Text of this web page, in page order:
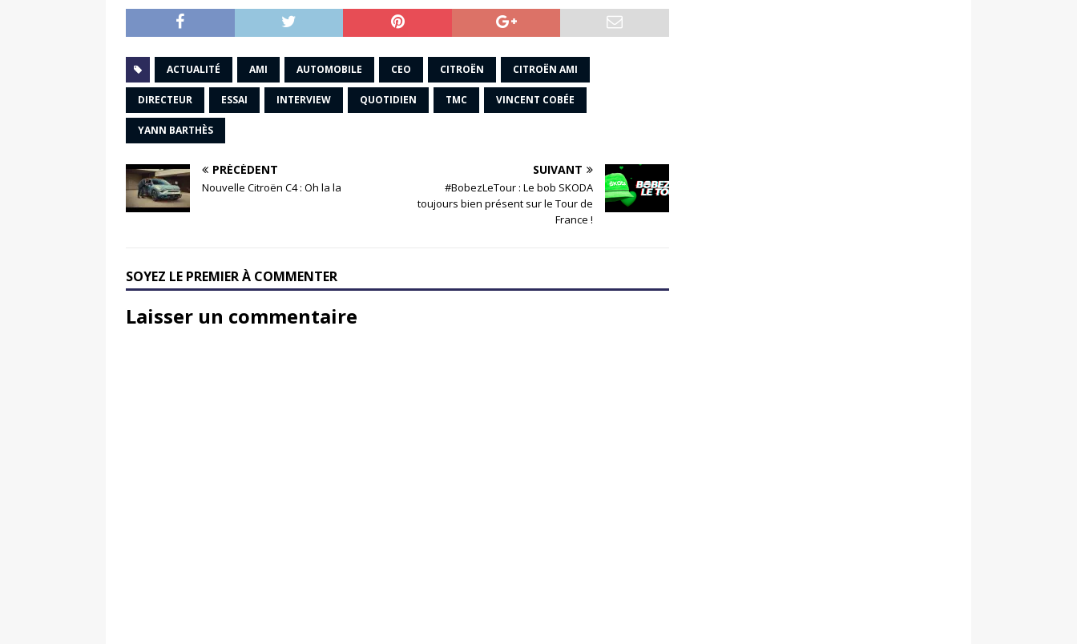
ACTUALITÉ AMI AUTOMOBILE CEO CITROËN CITROËN AMI
DIRECTEUR ESSAI INTERVIEW QUOTIDIEN TMC VINCENT COBÉE
YANN BARTHÈS
PRÉCÉDENT
Nouvelle Citroën C4 : Oh la la
SUIVANT
#BobezLeTour : Le bob SKODA
toujours bien présent sur le Tour de
France !
SOYEZ LE PREMIER À COMMENTER
Laisser un commentaire